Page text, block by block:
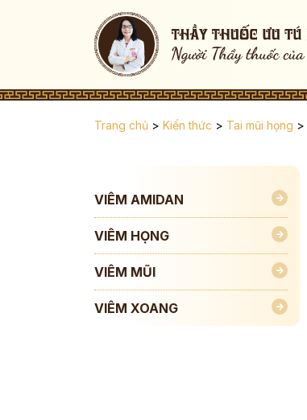
Trang chủ > Kiến thức > Tai mũi họng >
VIÊM AMIDAN
VIÊM HỌNG
VIÊM MŨI
VIÊM XOANG